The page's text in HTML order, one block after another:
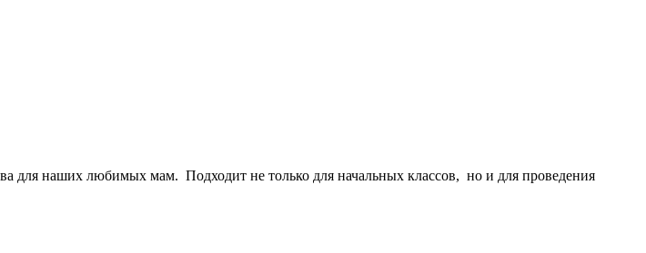
для наших любимых мам. Подходит не только для начальных классов, но и для проведения